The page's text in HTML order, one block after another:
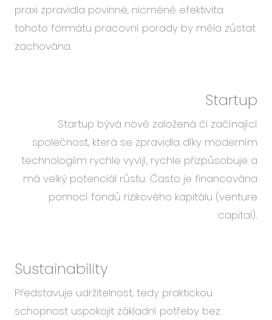
praxi zpravidla povinné, nicméně efektivita
tohoto formátu pracovní porady by měla zůstat
zachována.
Startup
Startup bývá nově založená či začínající
společnost, která se zpravidla díky moderním
technologiím rychle vyvíjí, rychle přizpůsobuje a
má velký potenciál růstu. Často je financována
pomocí fondů rizikového kapitálu (venture
capital).
Sustainability
Představuje udržitelnost, tedy praktickou
schopnost uspokojit základní potřeby bez